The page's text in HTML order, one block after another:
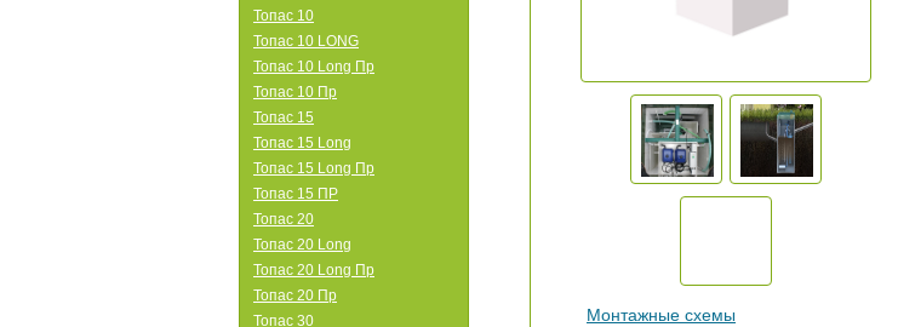
Топас 10
Топас 10 LONG
Топас 10 Long Пр
Топас 10 Пр
Топас 15
Топас 15 Long
Топас 15 Long Пр
Топас 15 ПР
Топас 20
Топас 20 Long
Топас 20 Long Пр
Топас 20 Пр
Топас 30
Монтажные схемы